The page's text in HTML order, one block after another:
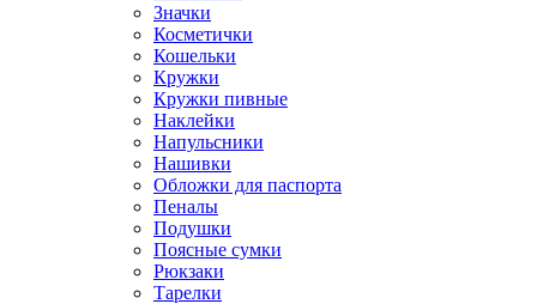
Значки
Косметички
Кошельки
Кружки
Кружки пивные
Наклейки
Напульсники
Нашивки
Обложки для паспорта
Пеналы
Подушки
Поясные сумки
Рюкзаки
Тарелки